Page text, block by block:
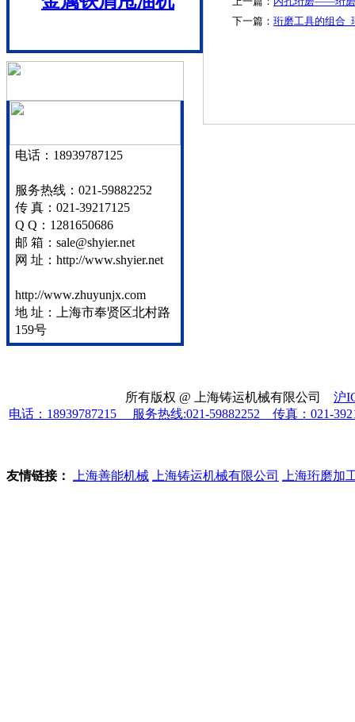
电话：18939787125
服务热线：021-59882252
传 真：021-39217125
Q Q：1281650686
邮 箱：sale@shyier.net
网 址：http://www.shyier.net
http://www.zhuyunjx.com
地 址：上海市奉贤区北村路
159号
下一篇： 珩磨工具的组合_
所有版权 @ 上海铸运机械有限公司 沪
电话：18939787215 服务热线:021-59882252 传真：021-
友情链接： 上海善能机械 上海铸运机械有限公司 上海珩磨加